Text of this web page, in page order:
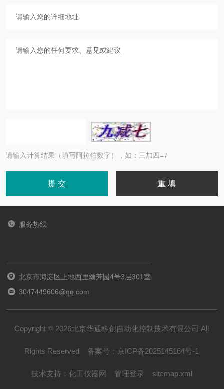
请输入计算结果（填写阿拉伯数字），如：三加四=7
服务热线
北京市海淀区上地西里颂芳园4号3层301室
3047449606@qq.com
Copyright © 2026北京华通科创自动化控制技术有限公司 All
Rights Reserved 备案号： 京ICP备2025145164号-1
技术支持： 化工仪器网 管理登录 sitemap.xml